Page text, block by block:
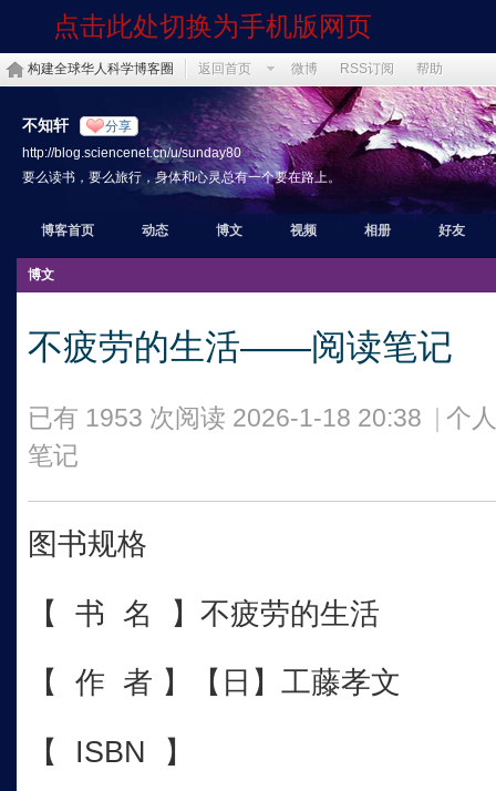
点击此处切换为手机版网页
构建全球华人科学博客圈 返回首页 微博 RSS订阅 帮助
不知轩 分享
http://blog.sciencenet.cn/u/sunday80
要么读书，要么旅行，身体和心灵总有一个要在路上。
博客首页 动态 博文 视频 相册 好友
博文
不疲劳的生活——阅读笔记
已有 1953 次阅读 2026-1-18 20:38
个
笔记
图书规格
【 书 名 】不疲劳的生活
【 作 者 】【日】工藤孝文
【 ISBN 】